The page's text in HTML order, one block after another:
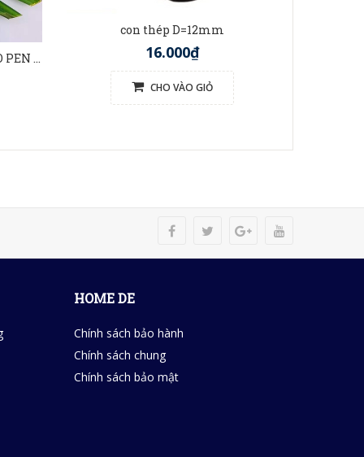
BÚT TRE VIỆT NAM (BAMBOO PEN VIETNAM)
con thép D=12mm
16.000₫
CHO VÀO GIỎ
HOME DE
Chính sách bảo hành
Chính sách chung
Chính sách bảo mật